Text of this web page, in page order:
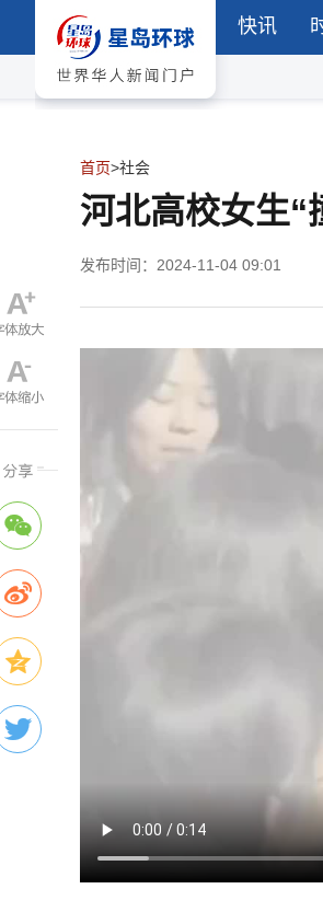
快讯
首页>社会
河北高校女生“
发布时间：2024-11-04 09:01